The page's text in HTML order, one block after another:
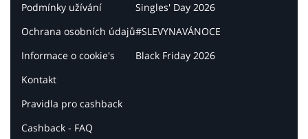
Podmínky užívání
Ochrana osobních údajů
Informace o cookie's
Kontakt
Pravidla pro cashback
Cashback - FAQ
Singles' Day 2026
#SLEVYNAVÁNOCE
Black Friday 2026